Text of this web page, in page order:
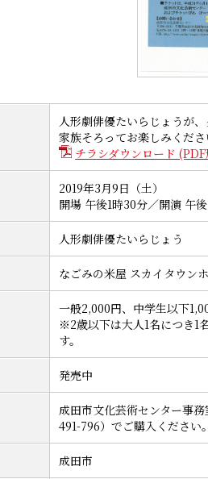
人形劇俳優たいらじょうが
家族そろってお楽しみくだ
チラシダウンロード
2019年3月9日（土）
開場 午後1時30分／開演 午
人形劇俳優たいらじょう
なごみの米屋 スカイタウン
一般2,000円、中学生以下
※2歳以下は大人1名につき1
す。
発売中
成田市文化芸術センター事
491-796）でご購入ください
成田市